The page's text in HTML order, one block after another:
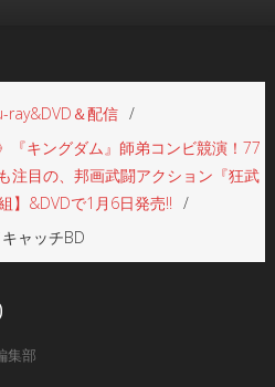
ray&DVD＆配信
『キングダム』師弟コンビ競演！77
注目の、邦画武闘アクション『狂武
】&DVDで1月6日発売!!
ャッチBD
集部